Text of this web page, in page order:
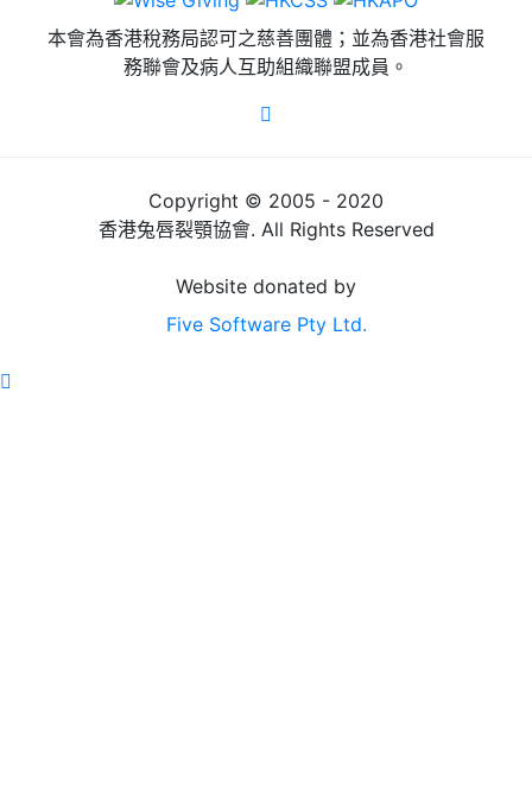
本會為香港稅務局認可之慈善團體；並為香港社會服
務聯會及病人互助組織聯盟成員。
Copyright © 2005 - 2020
香港兔唇裂顎協會. All Rights Reserved
Website donated by
Five Software Pty Ltd.